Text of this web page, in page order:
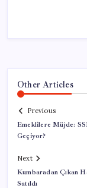
Other Articles
Previous
Emeklilere Müjde:
Geçiyor?
Next
Kumbaradan Çıkan
Satıldı